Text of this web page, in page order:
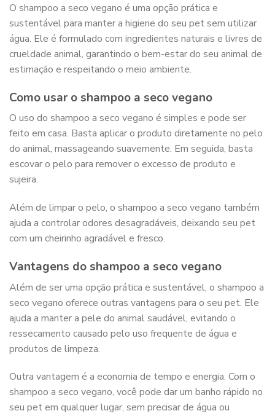
O shampoo a seco vegano é uma opção prática e
sustentável para manter a higiene do seu pet sem utilizar
água. Ele é formulado com ingredientes naturais e livres de
crueldade animal, garantindo o bem-estar do seu animal de
estimação e respeitando o meio ambiente.
Como usar o shampoo a seco vegano
O uso do shampoo a seco vegano é simples e pode ser
feito em casa. Basta aplicar o produto diretamente no pelo
do animal, massageando suavemente. Em seguida, basta
escovar o pelo para remover o excesso de produto e
sujeira.
Além de limpar o pelo, o shampoo a seco vegano também
ajuda a controlar odores desagradáveis, deixando seu pet
com um cheirinho agradável e fresco.
Vantagens do shampoo a seco vegano
Além de ser uma opção prática e sustentável, o shampoo a
seco vegano oferece outras vantagens para o seu pet. Ele
ajuda a manter a pele do animal saudável, evitando o
ressecamento causado pelo uso frequente de água e
produtos de limpeza.
Outra vantagem é a economia de tempo e energia. Com o
shampoo a seco vegano, você pode dar um banho rápido no
seu pet em qualquer lugar, sem precisar de água ou